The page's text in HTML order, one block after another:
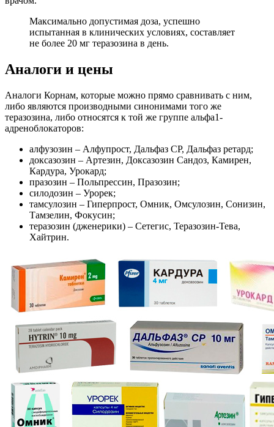
Максимально допустимая доза, успешно
испытанная в клинических условиях, составляет
не более 20 мг теразозина в день.
Аналоги и цены
Аналоги Корнам, которые можно прямо сравнивать с ним,
либо являются производными синонимами того же
теразозина, либо относятся к той же группе альфа1-
адреноблокаторов:
алфузозин – Алфупрост, Дальфаз СР, Дальфаз ретард;
доксазозин – Артезин, Доксазозин Сандоз, Камирен,
Кардура, Урокард;
празозин – Польпрессин, Празозин;
силодозин – Урорек;
тамсулозин – Гиперпрост, Омник, Омсулозин, Сонизин,
Тамзелин, Фокусин;
теразозин (дженерики) – Сетегис, Теразозин-Тева,
Хайтрин.